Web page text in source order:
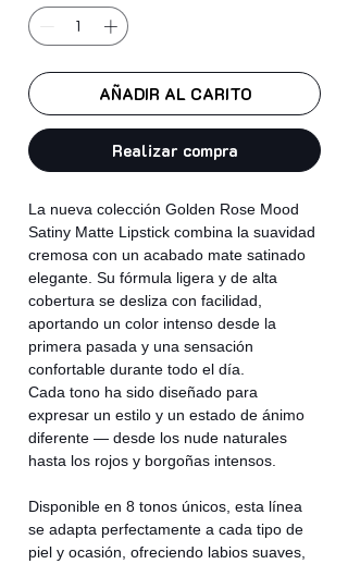
AÑADIR AL CARITO
Realizar compra
La nueva colección Golden Rose Mood
Satiny Matte Lipstick combina la suavidad
cremosa con un acabado mate satinado
elegante. Su fórmula ligera y de alta
cobertura se desliza con facilidad,
aportando un color intenso desde la
primera pasada y una sensación
confortable durante todo el día.
Cada tono ha sido diseñado para
expresar un estilo y un estado de ánimo
diferente — desde los nude naturales
hasta los rojos y borgoñas intensos.
Disponible en 8 tonos únicos, esta línea
se adapta perfectamente a cada tipo de
piel y ocasión, ofreciendo labios suaves,